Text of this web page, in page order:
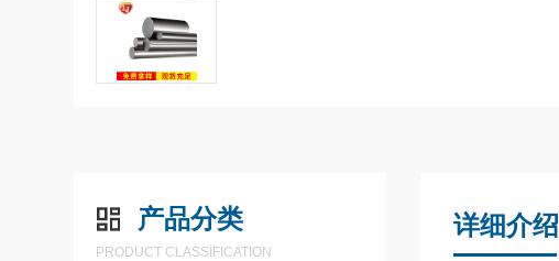
产品分类
PRODUCT CLASSIFICATION
详细介绍